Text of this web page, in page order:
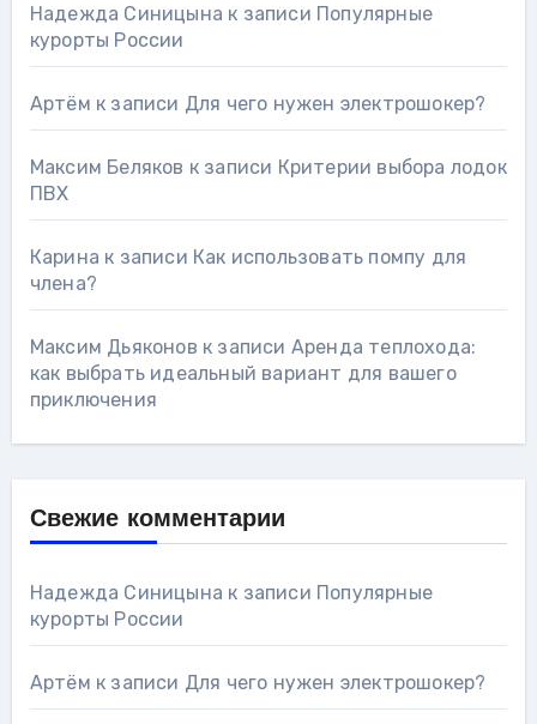
Надежда Синицына к записи Популярные
курорты России
Артём к записи Для чего нужен электрошокер?
Максим Беляков к записи Критерии выбора лодок
ПВХ
Карина к записи Как использовать помпу для
члена?
Максим Дьяконов к записи Аренда теплохода:
как выбрать идеальный вариант для вашего
приключения
Свежие комментарии
Надежда Синицына к записи Популярные
курорты России
Артём к записи Для чего нужен электрошокер?